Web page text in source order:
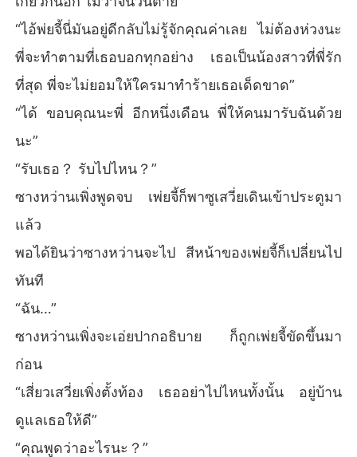
“ไอ้พ่ยจี้นี่มันอยู่ดีกลับไม่รู้จักคุณค่าเลย ไม่ต้องห่วงนะ
พี่จะทำตามที่เธอบอกทุกอย่าง เธอเป็นน้องสาวที่พี่รัก
ที่สุด พี่จะไม่ยอมให้ใครมาทำร้ายเธอเด็ดขาด”
“ได้ ขอบคุณนะพี่ อีกหนึ่งเดือน พี่ให้คนมารับฉันด้วย
นะ”
“รับเธอ？ รับไปไหน？”
ซางหว่านเพิ่งพูดจบ เพ่ยจี้ก็พาซูเสวี่ยเดินเข้าประตูมา
แล้ว
พอได้ยินว่าซางหว่านจะไป สีหน้าของเพ่ยจี้ก็เปลี่ยนไป
ทันที
“ฉัน…”
ซางหว่านเพิ่งจะเอ่ยปากอธิบาย ก็ถูกเพ่ยจี้ขัดขึ้นมา
ก่อน
“เสี่ยวเสวี่ยเพิ่งตั้งท้อง เธออย่าไปไหนทั้งนั้น อยู่บ้าน
ดูแลเธอให้ดี”
“คุณพูดว่าอะไรนะ？”